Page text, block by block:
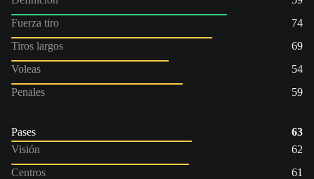
Fuerza tiro
74
Tiros largos
69
Voleas
54
Penales
59
Pases
63
Visión
62
Centros
61